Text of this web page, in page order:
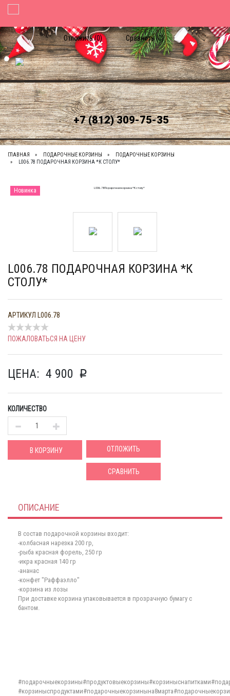
Отложить (0) Сравнить (0)
+7 (812) 309-75-35
Toggle Navigation
ГЛАВНАЯ ПОДАРОЧНЫЕ КОРЗИНЫ
ПОДАРОЧНЫЕ КОРЗИНЫ
L006.78 ПОДАРОЧНАЯ КОРЗИНА *К СТОЛУ*
Новинка
L006.78 ПОДАРОЧНАЯ КОРЗИНА *К
СТОЛУ*
АРТИКУЛ L006.78
ПОЖАЛОВАТЬСЯ НА ЦЕНУ
ЦЕНА: 4 900 p
КОЛИЧЕСТВО
В КОРЗИНУ ОТЛОЖИТЬ
СРАВНИТЬ
ОПИСАНИЕ
В состав подарочной корзины входит:
-колбасная нарезка 200 гр,
-рыба красная форель, 250 гр
-икра красная 140 гр
-ананас
-конфет "Раффаэлло"
-корзина из лозы
При доставке корзина упаковывается в прозрачную бумагу с
бантом.